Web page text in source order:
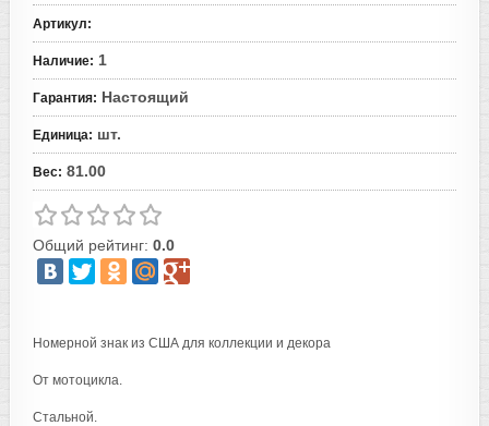
Артикул:
Наличие: 1
Гарантия: Настоящий
Единица: шт.
Вес: 81.00
Общий рейтинг: 0.0
Номерной знак из США для коллекции и декора
От мотоцикла.
Стальной.